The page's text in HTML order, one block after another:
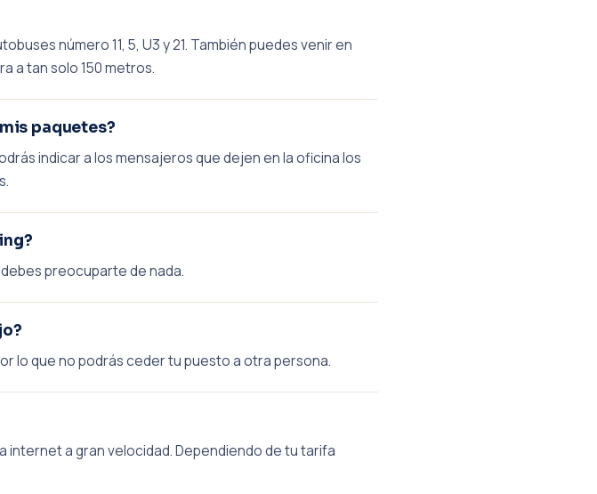
número 11, 5, U3 y 21. También puedes venir en
a tan solo 150 metros.
paquetes?
indicar a los mensajeros que dejen en la oficina los
preocuparte de nada.
lo que no podrás ceder tu puesto a otra persona.
internet a gran velocidad. Dependiendo de tu tarifa